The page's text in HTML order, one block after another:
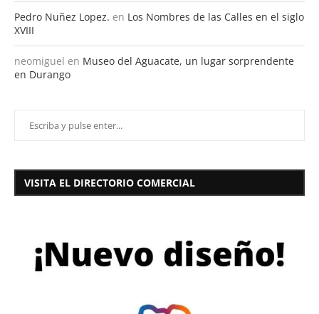
Pedro Nuñez Lopez. en Los Nombres de las Calles en el siglo
XVIII
neomiguel en Museo del Aguacate, un lugar sorprendente
en Durango
VISITA EL DIRECTORIO COMERCIAL